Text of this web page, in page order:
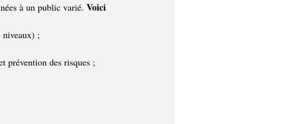
à un public varié. Voici
niveaux) ;
prévention des risques ;